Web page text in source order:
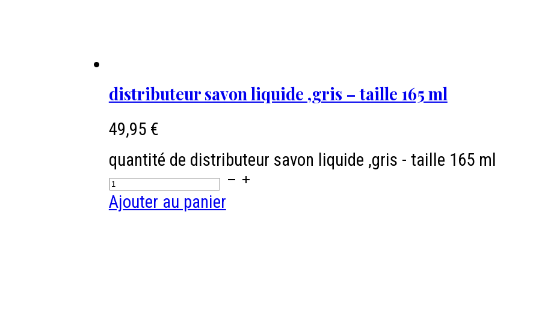
distributeur savon liquide ,gris – taille 165 ml
49,95 €
quantité de distributeur savon liquide ,gris - taille 165 ml
Ajouter au panier